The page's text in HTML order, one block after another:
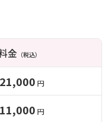
金（税込）
円
11,000 円